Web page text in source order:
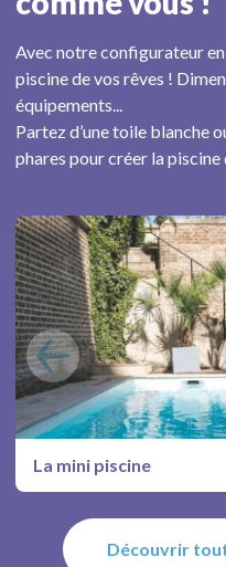
Avec notre configurateur
piscine de vos rêves !
équipements...
Partez d’une toile blanche
phares pour créer la piscine
La mini piscine
Découvrir